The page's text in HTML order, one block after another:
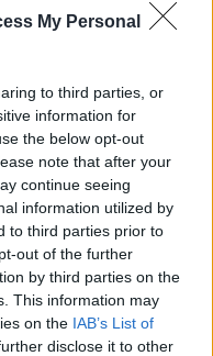
My Personal
to third parties, or
information for
the below opt-out
note that after your
continue seeing
information utilized by
to third parties prior to
out of the further
by third parties on the
This information may
on the IAB’s List of
disclose it to other
MLS